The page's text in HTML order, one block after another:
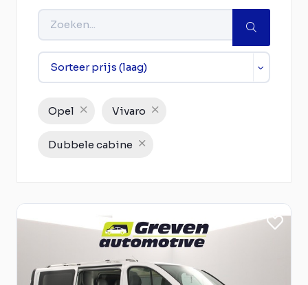
Opel Vivaro
Dubbele cabine